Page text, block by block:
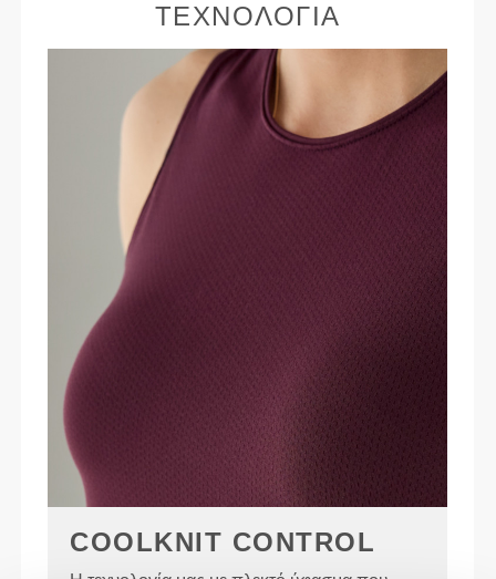
ΤΕΧΝΟΛΟΓΊΑ
COOLKNIT CONTROL